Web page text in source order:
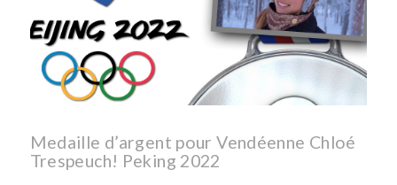
Medaille d’argent pour Vendéenne Chloé
Trespeuch! Peking 2022